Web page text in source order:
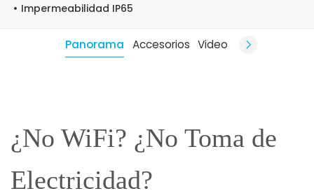
Impermeabilidad IP65
Panorama Accesorios Video
¿No WiFi? ¿No Toma de
Electricidad?